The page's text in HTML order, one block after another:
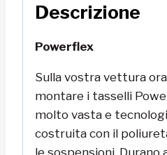
Descrizione
Powerflex
Sulla vostra vettura
montare i tasselli
molto vasta e
costruita con il
le sospensioni. Durano